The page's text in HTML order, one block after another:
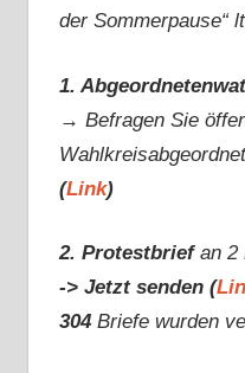
der Sommerpause“
1.
→ Befragen Sie
(Link)
2. Protestbrief an 2
-> Jetzt senden (
304Briefe wurden